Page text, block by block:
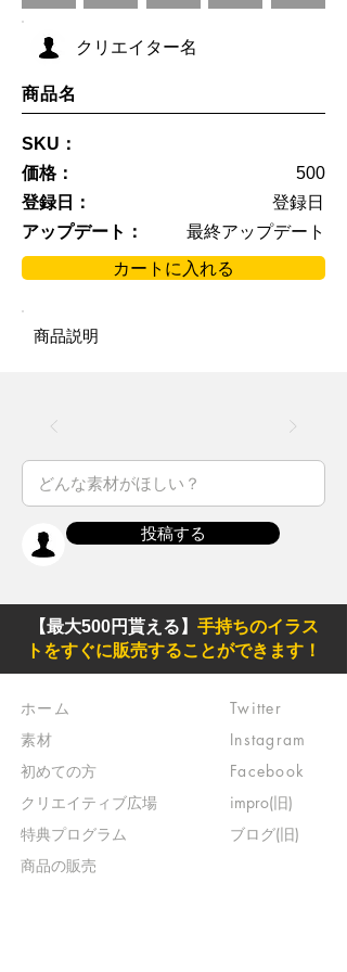
クリエイター名
商品名
SKU：
価格：
500
登録日：
登録日
アップデート：
最終アップデート
カートに入れる
商品説明
投稿する
【最大500円貰える】 手持ちのイラス
トをすぐに販売することができます！
ホーム
素材
初めての方
​クリエイティブ広場
​特典プログラム
​商品の販売
Twitter
Instagram
Facebook
impro(旧)​
ブログ(旧)